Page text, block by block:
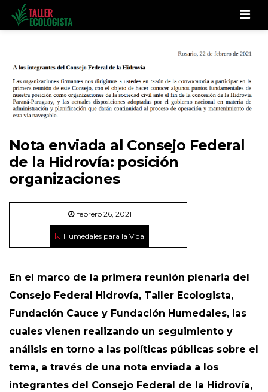
Nota enviada al Consejo Federal
de la Hidrovía: posición
organizaciones
febrero 26, 2021
Humedales para la Vida
En el marco de la primera reunión plenaria del
Consejo Federal Hidrovía, Taller Ecologista,
Fundación Cauce y Fundación Humedales, las
cuales vienen realizando un seguimiento y
análisis en torno a las políticas públicas sobre el
tema, a través de una nota enviada a los
integrantes del Consejo Federal de la Hidrovía,